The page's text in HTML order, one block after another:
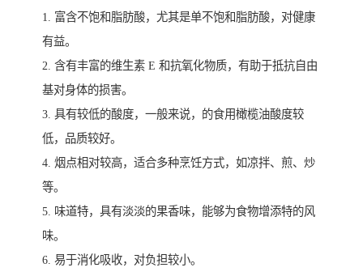
1. 富含不饱和脂肪酸，尤其是单不饱和脂肪酸，对健康
有益。
2. 含有丰富的维生素 E 和抗氧化物质，有助于抵抗自由
基对身体的损害。
3. 具有较低的酸度，一般来说，的食用橄榄油酸度较
低，品质较好。
4. 烟点相对较高，适合多种烹饪方式，如凉拌、煎、炒
等。
5. 味道特，具有淡淡的果香味，能够为食物增添特的风
味。
6. 易于消化吸收，对负担较小。